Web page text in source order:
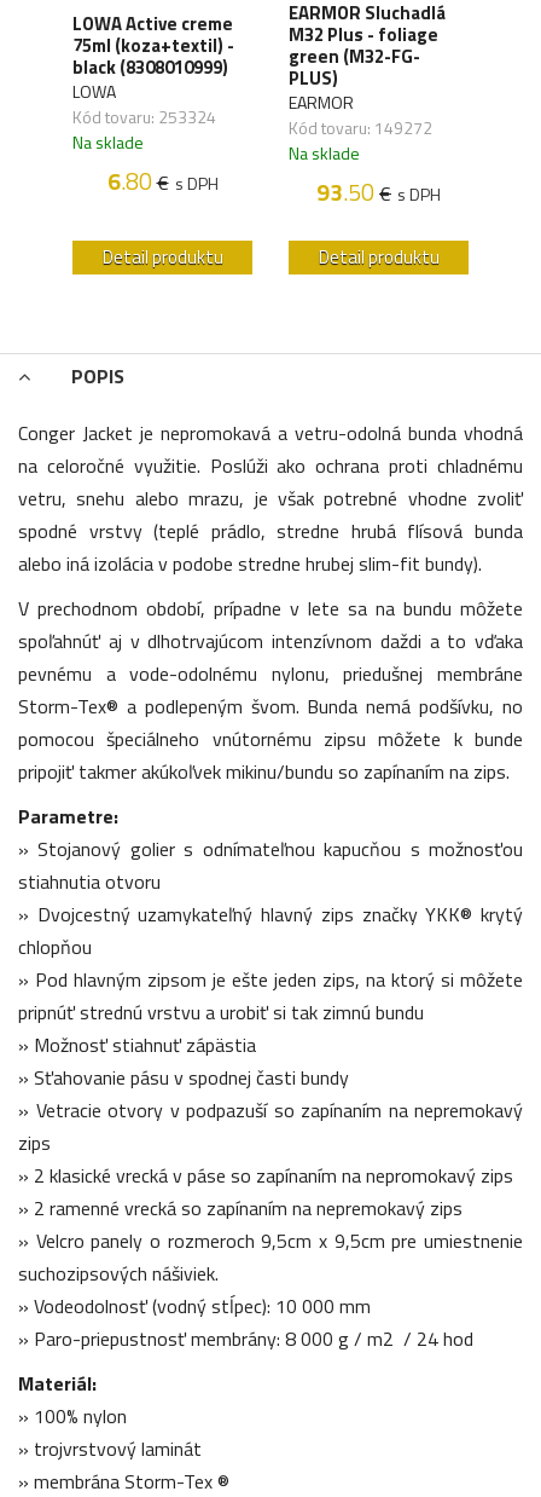
LOWA Active creme
75ml (koza+textil) -
black (8308010999)
LOWA
Kód tovaru: 253324
Na sklade
6.80€ s DPH
Detail produktu
EARMOR Sluchadlá
M32 Plus - foliage
green (M32-FG-
PLUS)
EARMOR
Kód tovaru: 149272
Na sklade
93.50€ s DPH
Detail produktu
POPIS
Conger Jacket je nepromokavá a vetru-odolná bunda vhodná
na celoročné využitie. Poslúži ako ochrana proti chladnému
vetru, snehu alebo mrazu, je však potrebné vhodne zvoliť
spodné vrstvy (teplé prádlo, stredne hrubá flísová bunda
alebo iná izolácia v podobe stredne hrubej slim-fit bundy).
V prechodnom období, prípadne v lete sa na bundu môžete
spoľahnúť aj v dlhotrvajúcom intenzívnom daždi a to vďaka
pevnému a vode-odolnému nylonu, priedušnej membráne
Storm-Tex® a podlepeným švom. Bunda nemá podšívku, no
pomocou špeciálneho vnútornému zipsu môžete k bunde
pripojiť takmer akúkoľvek mikinu/bundu so zapínaním na zips.
Parametre:
» Stojanový golier s odnímateľnou kapucňou s možnosťou
stiahnutia otvoru
» Dvojcestný uzamykateľný hlavný zips značky YKK® krytý
chlopňou
» Pod hlavným zipsom je ešte jeden zips, na ktorý si môžete
pripnúť strednú vrstvu a urobiť si tak zimnú bundu
» Možnosť stiahnuť zápästia
» Sťahovanie pásu v spodnej časti bundy
» Vetracie otvory v podpazuší so zapínaním na nepremokavý
zips
» 2 klasické vrecká v páse so zapínaním na nepromokavý zips
» 2 ramenné vrecká so zapínaním na nepremokavý zips
» Velcro panely o rozmeroch 9,5cm x 9,5cm pre umiestnenie
suchozipsových nášiviek.
» Vodeodolnosť (vodný stĺpec): 10 000 mm
» Paro-priepustnosť membrány: 8 000 g / m2 / 24 hod
Materiál:
» 100% nylon
» trojvrstvový laminát
» membrána Storm-Tex ®